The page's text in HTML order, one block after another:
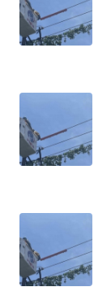
WN
LANGKAT
WN
TANJUNG
LESUNG